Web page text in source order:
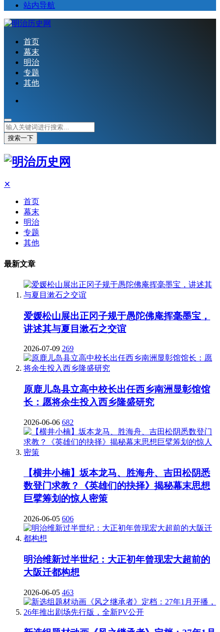
站内导航
首页
幕末
明治
专题
其他
搜索一下
✕
首页
幕末
明治
专题
其他
最新文章
爱媛松山展出正冈子规于愚陀佛庵挥毫墨宝，
讲述其与夏目漱石之交谊
2026-07-09 269
原鹿儿岛县立高中校长出任西乡南洲显彰馆馆
长：愿将余生投入西乡隆盛研究
2026-06-06 682
【横井小楠】坂本龙马、胜海舟、吉田松阴悉
数登门求教？《英雄们的抉择》揭秘幕末思想
巨擘筹划的惊人密策
2026-06-05 606
明治维新过半世纪：大正初年曾现宏大超前的
大阪迁都构想
2026-06-05 463